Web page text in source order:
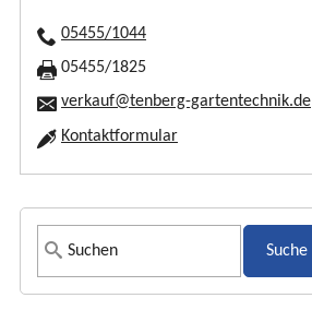
05455/1044
05455/1825
verkauf@tenberg-gartentechnik.de
Kontaktformular
S
u